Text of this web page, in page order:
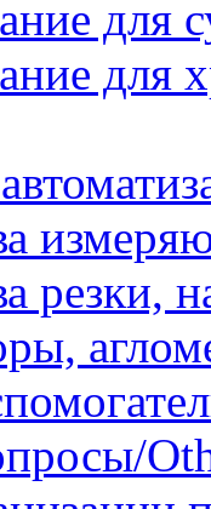
для
для
резки,